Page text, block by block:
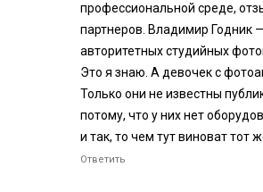
профессиональной среде,
партнеров. Владимир Годник
авторитетных студийных
Это я знаю. А девочек с
Только они не известны
потому, что у них нет
и так, то чем тут виноват тот
Ответить